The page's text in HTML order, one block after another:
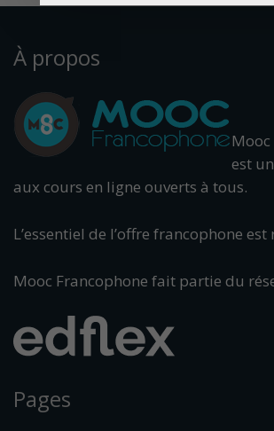
À propos
est
aux cours en ligne ouverts à tous.
L’essentiel de l’offre francophone est
Mooc Francophone fait partie du
Pages